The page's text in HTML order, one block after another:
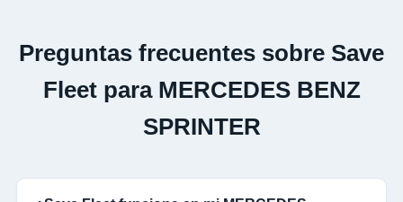
Preguntas frecuentes sobre Save
Fleet para MERCEDES BENZ
SPRINTER